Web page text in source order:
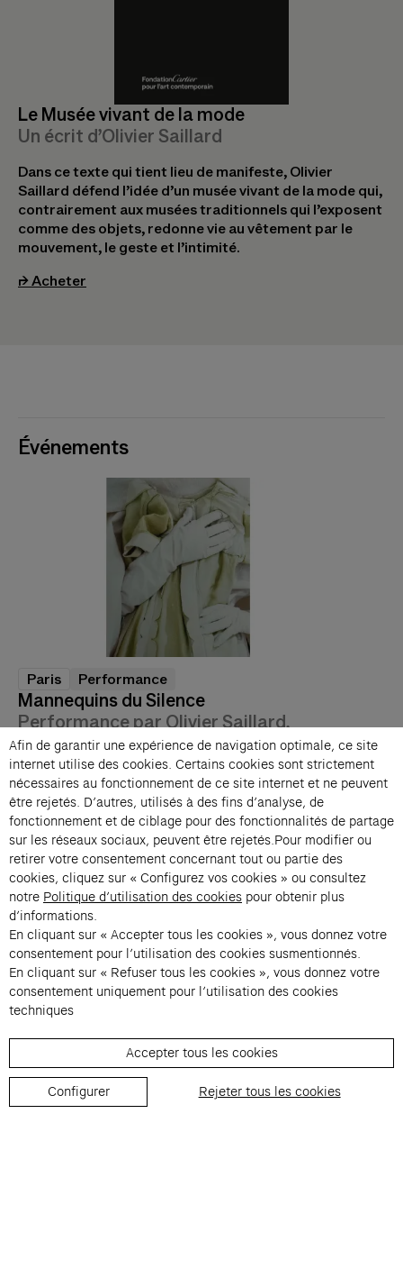
Le Musée vivant de la mode
Un écrit d’Olivier Saillard
Dans ce texte qui tient lieu de manifeste, Olivier
Saillard défend l’idée d’un musée vivant de la mode qui,
contrairement aux musées traditionnels qui l’exposent
comme des objets, redonne vie au vêtement par le
mouvement, le geste et l’intimité.
⮣ Acheter
Événements
Paris Performance
Mannequins du Silence
Performance par Olivier Saillard,
avec Tilda Swinton
Ven 20 mars → Sam 21 mars 2026, 21:00
Studio Marie-Claude Beaud
Contacts
Membres
Presse
Privatisations
Changer de langue 
Inscription à la newsletter
Afin de garantir une expérience de navigation optimale, ce site
internet utilise des cookies. Certains cookies sont strictement
nécessaires au fonctionnement de ce site internet et ne peuvent
être rejetés. D’autres, utilisés à des fins d’analyse, de
fonctionnement et de ciblage pour des fonctionnalités de partage
sur les réseaux sociaux, peuvent être rejetés.Pour modifier ou
retirer votre consentement concernant tout ou partie des
cookies, cliquez sur « Configurez vos cookies » ou consultez
notre Politique d’utilisation des cookies pour obtenir plus
d’informations.
En cliquant sur « Accepter tous les cookies », vous donnez votre
consentement pour l’utilisation des cookies susmentionnés.
En cliquant sur « Refuser tous les cookies », vous donnez votre
consentement uniquement pour l’utilisation des cookies
techniques
Accepter tous les cookies
Configurer Rejeter tous les cookies